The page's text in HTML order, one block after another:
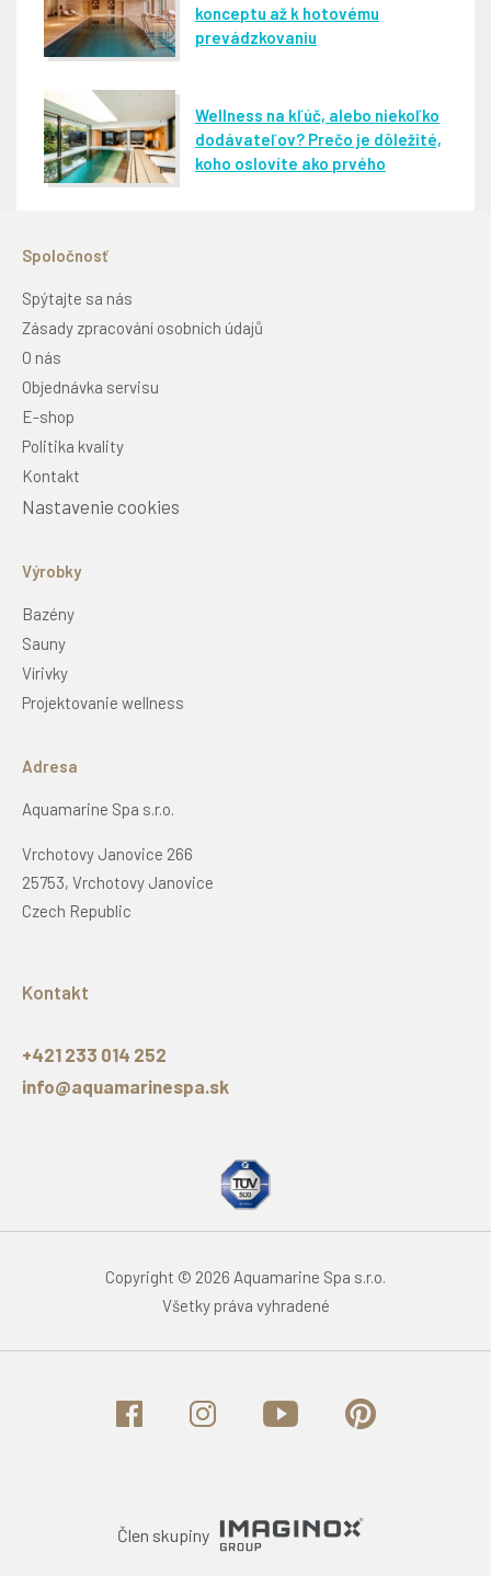
konceptu až k hotovému
prevádzkovaniu
Wellness na kľúč, alebo niekoľko
dodávateľov? Prečo je dôležité,
koho oslovíte ako prvého
Spoločnosť
Spýtajte sa nás
Zásady zpracování osobních údajů
O nás
Objednávka servisu
E-shop
Politika kvality
Kontakt
Nastavenie cookies
Výrobky
Bazény
Sauny
Vírivky
Projektovanie wellness
Adresa
Aquamarine Spa s.r.o.
Vrchotovy Janovice 266
25753, Vrchotovy Janovice
Czech Republic
Kontakt
+421 233 014 252
info@aquamarinespa.sk
Copyright © 2026 Aquamarine Spa s.r.o.
Všetky práva vyhradené
Člen skupiny